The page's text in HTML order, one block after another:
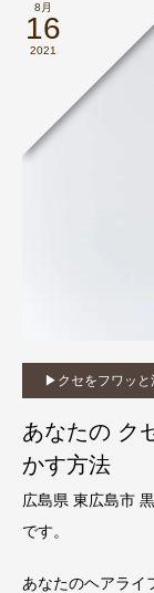
8月
16
2021
▶︎クセをフワッと
あなたの ク
かす方法
広島県 東広島市
です。
あなたのヘアライ